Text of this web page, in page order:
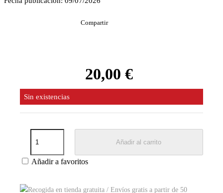
Compartir
20,00 €
Sin existencias
Añadir al carrito
Añadir a favoritos